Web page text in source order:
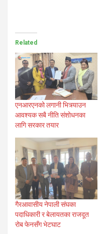
Related
एनआरएनको लगानी भित्र्याउन
आवश्यक सबै नीति संशोधनका
लागि सरकार तयार
गैरआवासीय नेपाली संघका
पदाधिकारी र बेलायतका राजदूत
रोब फेनसँग भेटघाट